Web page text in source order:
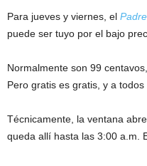
Para jueves y viernes, el
puede ser tuyo por el bajo
Normalmente son 99
Pero gratis es gratis, y a
Técnicamente, la ventana
queda allí hasta las 3:00 a.m.